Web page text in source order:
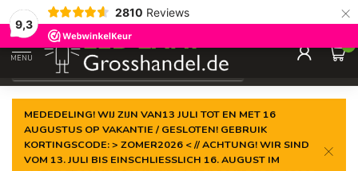
9,3
2810 Reviews ×
Gegarandeerde delaagste prijs
MENU
0
MEDEDELING! WIJ ZIJN VAN13 JULI TOT EN MET 16
AUGUSTUS OP VAKANTIE / GESLOTEN! GEBRUIK
KORTINGSCODE: > ZOMER2026 < // ACHTUNG! WIR SIND
VOM 13. JULI BIS EINSCHLIESSLICH 16. AUGUST IM